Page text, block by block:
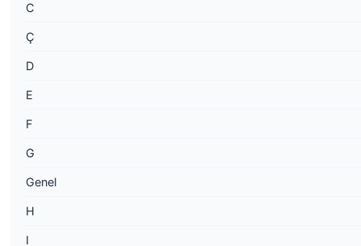
C
Ç
D
E
F
G
Genel
H
I